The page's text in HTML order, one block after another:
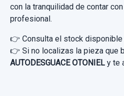
CAJA
usado.
NISSAN JUKE (F15)
Garantía 1 año
con la tranquilidad de contar
profesional.
👉 Consulta el stock disponible
👉 Si no localizas la pieza que
AUTODESGUACE OTONIELy te